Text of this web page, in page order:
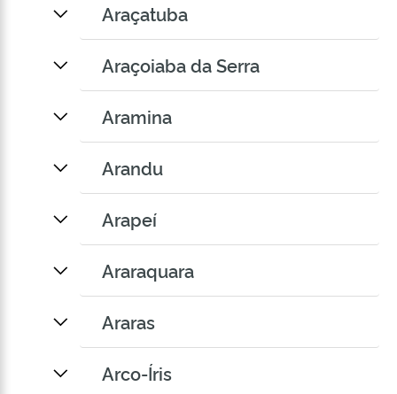
Araçatuba
Araçoiaba da Serra
Aramina
Arandu
Arapeí
Araraquara
Araras
Arco-Íris